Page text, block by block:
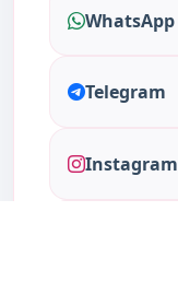
WhatsApp
Telegram
Instagram